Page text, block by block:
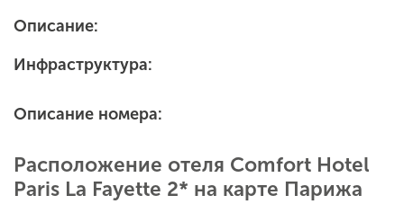
Описание:
Инфраструктура:
Описание номера:
Расположение отеля Comfort Hotel
Paris La Fayette 2* на карте Парижа